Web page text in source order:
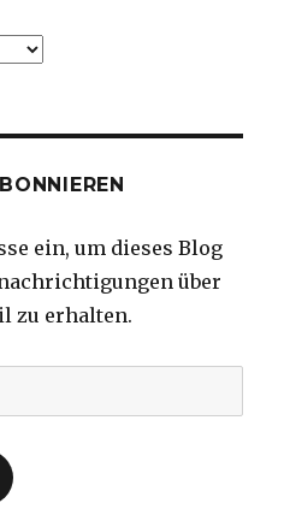
ein, um dieses Blog
über
zu erhalten.